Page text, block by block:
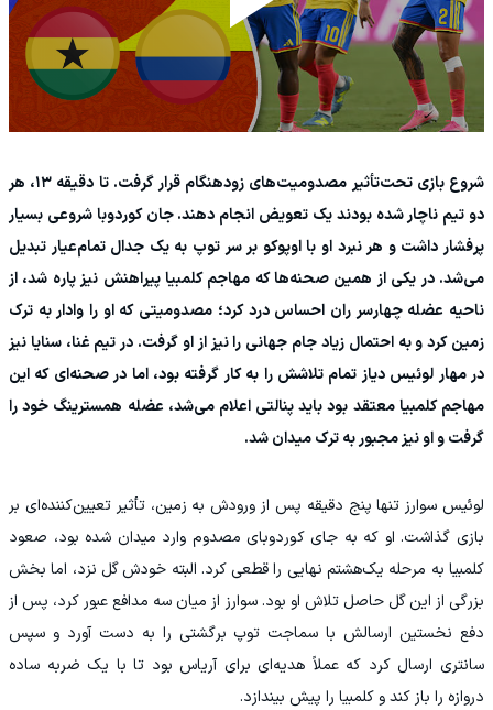
شروع بازی تحت‌تأثیر مصدومیت‌های زودهنگام قرار گرفت. تا دقیقه ۱۳، هر
دو تیم ناچار شده بودند یک تعویض انجام دهند. جان کوردوبا شروعی بسیار
پرفشار داشت و هر نبرد او با اوپوکو بر سر توپ به یک جدال تمام‌عیار تبدیل
می‌شد. در یکی از همین صحنه‌ها که مهاجم کلمبیا پیراهنش نیز پاره شد، از
ناحیه عضله چهارسر ران احساس درد کرد؛ مصدومیتی که او را وادار به ترک
زمین کرد و به احتمال زیاد جام جهانی را نیز از او گرفت. در تیم غنا، سنایا نیز
در مهار لوئیس دیاز تمام تلاشش را به کار گرفته بود، اما در صحنه‌ای که این
مهاجم کلمبیا معتقد بود باید پنالتی اعلام می‌شد، عضله همسترینگ خود را
گرفت و او نیز مجبور به ترک میدان شد.
لوئیس سوارز تنها پنج دقیقه پس از ورودش به زمین، تأثیر تعیین‌کننده‌ای بر
بازی گذاشت. او که به جای کوردوبای مصدوم وارد میدان شده بود، صعود
کلمبیا به مرحله یک‌هشتم نهایی را قطعی کرد. البته خودش گل نزد، اما بخش
بزرگی از این گل حاصل تلاش او بود. سوارز از میان سه مدافع عبور کرد، پس از
دفع نخستین ارسالش با سماجت توپ برگشتی را به دست آورد و سپس
سانتری ارسال کرد که عملاً هدیه‌ای برای آریاس بود تا با یک ضربه ساده
دروازه را باز کند و کلمبیا را پیش بیندازد.